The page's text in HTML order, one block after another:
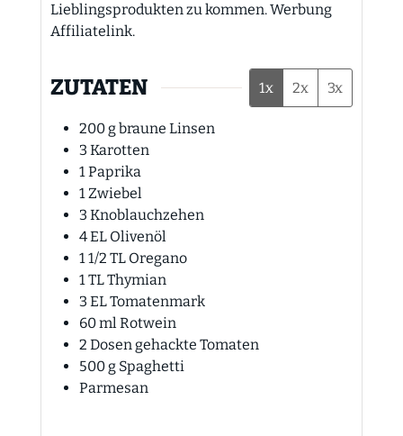
Lieblingsprodukten zu kommen. Werbung
Affiliatelink.
ZUTATEN 1x 2x 3x
200gbraune Linsen
3 Karotten
1Paprika
1Zwiebel
3 Knoblauchzehen
4EL Olivenöl
1 1/2 TL Oregano
1TLThymian
3 ELTomatenmark
60mlRotwein
2 Dosen gehackte Tomaten
500g Spaghetti
Parmesan